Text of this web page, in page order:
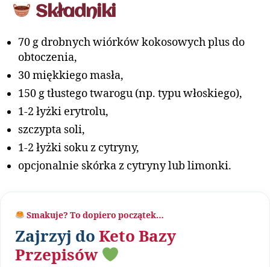
Składniki
70 g drobnych wiórków kokosowych plus do
obtoczenia,
30 miękkiego masła,
150 g tłustego twarogu (np. typu włoskiego),
1-2 łyżki erytrolu,
szczypta soli,
1-2 łyżki soku z cytryny,
opcjonalnie skórka z cytryny lub limonki.
Smakuje? To dopiero początek…
Zajrzyj do Keto Bazy
Przepisów